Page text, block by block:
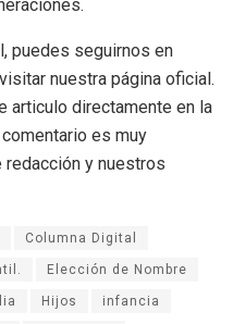
puedes seguirnos en
nuestra página oficial.
articulo directamente en la
es muy
redacción y nuestros
Columna Digital
Elección de Nombre
Hijos infancia